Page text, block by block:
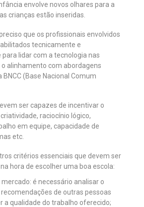
envolve novos olhares para a
crianças estão inseridas.
que os profissionais envolvidos
tecnicamente e
lidar com a tecnologia nas
o alinhamento com abordagens
(Base Nacional Comum
ser capazes de incentivar o
raciocínio lógico,
em equipe, capacidade de
etc.
critérios essenciais que devem ser
hora de escolher uma boa escola:
é necessário analisar o
recomendações de outras pessoas
a qualidade do trabalho oferecido;